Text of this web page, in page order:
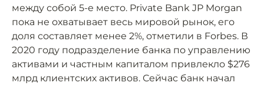
между собой 5-е место. Private Bank JP Morgan
пока не охватывает весь мировой рынок, его
доля составляет менее 2%, отметили в Forbes. В
2020 году подразделение банка по управлению
активами и частным капиталом привлекло $276
млрд клиентских активов. Сейчас банк начал